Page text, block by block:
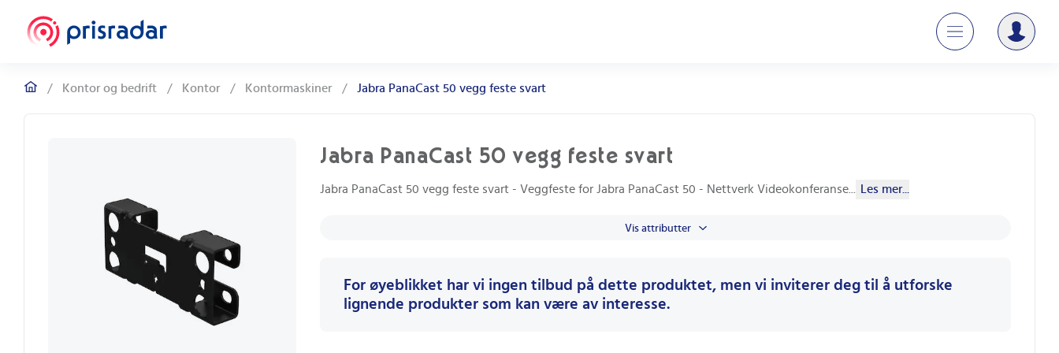
/ Kontor og bedrift / Kontor / Kontormaskiner / Jabra PanaCast 50 vegg feste svart
Jabra PanaCast 50 vegg feste svart
Jabra PanaCast 50 vegg feste svart - Veggfeste for Jabra PanaCast 50 - Nettverk Videokonferanse Les mer...
Vis attributter
For øyeblikket har vi ingen tilbud på dette produktet, men vi inviterer deg til å utforske
lignende produkter som kan være av interesse.